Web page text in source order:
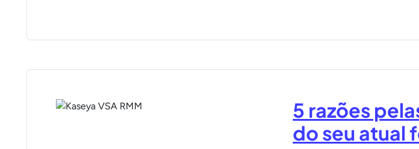
5 razões
do seu atual